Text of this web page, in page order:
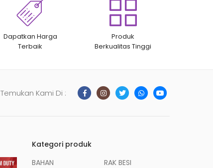
Dapatkan Harga
Terbaik
Produk
Berkualitas Tinggi
Temukan Kami Di :
Kategori produk
BAHAN
RAK BESI